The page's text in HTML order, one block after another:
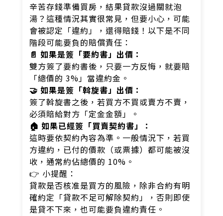
辛苦存錢準備買房，結果貸款沒過關就泡
湯？這種情況其實很常見，但要小心，可能
會被認定「違約」，還得賠錢！以下是不同
階段可能要負的賠償責任：
📄 如果是簽「要約書」出價：
雙方簽了要約書後，只要一方反悔，就要賠
「總價的 3%」當違約金。
🤝 如果是簽「斡旋書」出價：
簽了斡旋書之後，若買方不買或賣方不賣，
必須賠給對方「定金金額」。
🏠 如果已經簽「買賣契約書」：
這時要依契約內容為準。一般情況下，若買
方違約，已付的價款（或票據）都可能被沒
收，通常約佔總價的 10%。
👉 小提醒：
貸款是否核准是買方的風險，除非合約有明
確約定「貸款不足可解除契約」，否則即使
是貸不下來，也可能要負違約責任。